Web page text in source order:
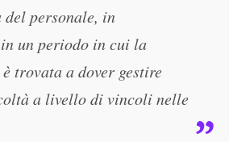
personale, in
un periodo in cui la
trovata a dover gestire
a livello di vincoli nelle